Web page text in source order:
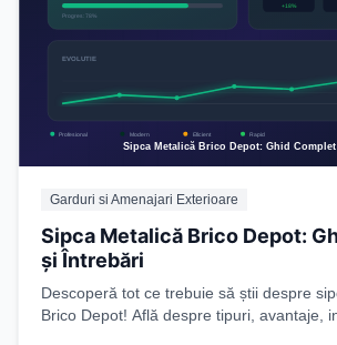
Garduri si Amenajari Exterioare
Sipca Metalică Brico Depot:
și Întrebări
Descoperă tot ce trebuie să știi despre
Brico Depot! Află despre tipuri, avantaje,